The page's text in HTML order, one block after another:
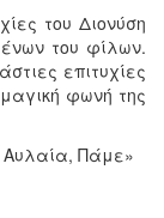
του Διονύση
του φίλων.
επιτυχίες
φωνή της
Πάμε»